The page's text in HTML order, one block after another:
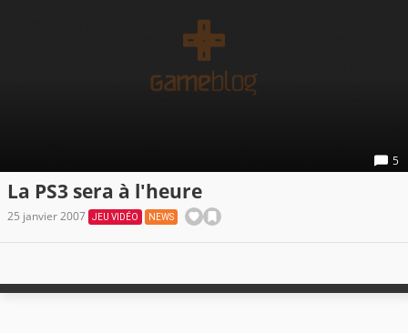
5
La PS3 sera à l'heure
25 janvier 2007 JEU VIDÉO NEWS